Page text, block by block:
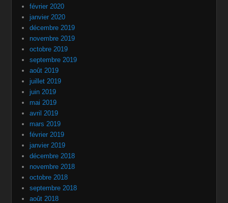
février 2020
janvier 2020
décembre 2019
novembre 2019
octobre 2019
septembre 2019
août 2019
juillet 2019
juin 2019
mai 2019
avril 2019
mars 2019
février 2019
janvier 2019
décembre 2018
novembre 2018
octobre 2018
septembre 2018
août 2018